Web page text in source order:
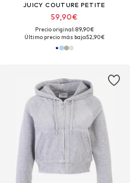
JUICY COUTURE PETITE
59,90€
Precio original: 89,90€
Último precio más bajo:52,90€